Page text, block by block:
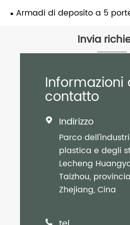
Armadi di deposito a 5
Invia
Informazioni
contatto
 Indirizzo
Parco
plastica e degli
Lecheng
Taizhou,
Zhejiang, Cina
